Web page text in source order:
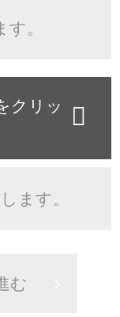
。
クリッ
ます。